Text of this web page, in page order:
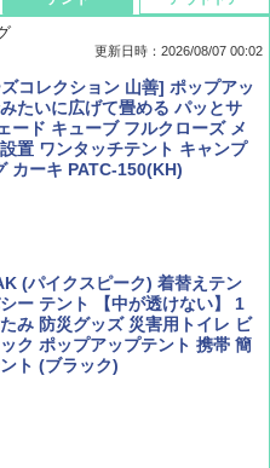
ァン ２０２６年 ９月号 [雑
ＥＹ ＦＡＮ)
き方 チェンマイ タイ北部の魅
～2027 地球の歩き方D アジア
更新日時：2026/08/07 00:02
コレクション 山善] ポップアッ
たいに広げて畳める パッとサ
ード キューブ フルクローズ メ
置 ワンタッチテント キャンプ
カーキ PATC-150(KH)
(パイクスピーク) 着替えテン
ー テント 【中が透けない】 1
み 防災グッズ 災害用トイレ ビ
ク ポップアップテント 携帯 簡
ト (ブラック)